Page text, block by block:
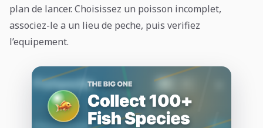
plan de lancer. Choisissez un poisson incomplet,
associez-le a un lieu de peche, puis verifiez
l’equipement.